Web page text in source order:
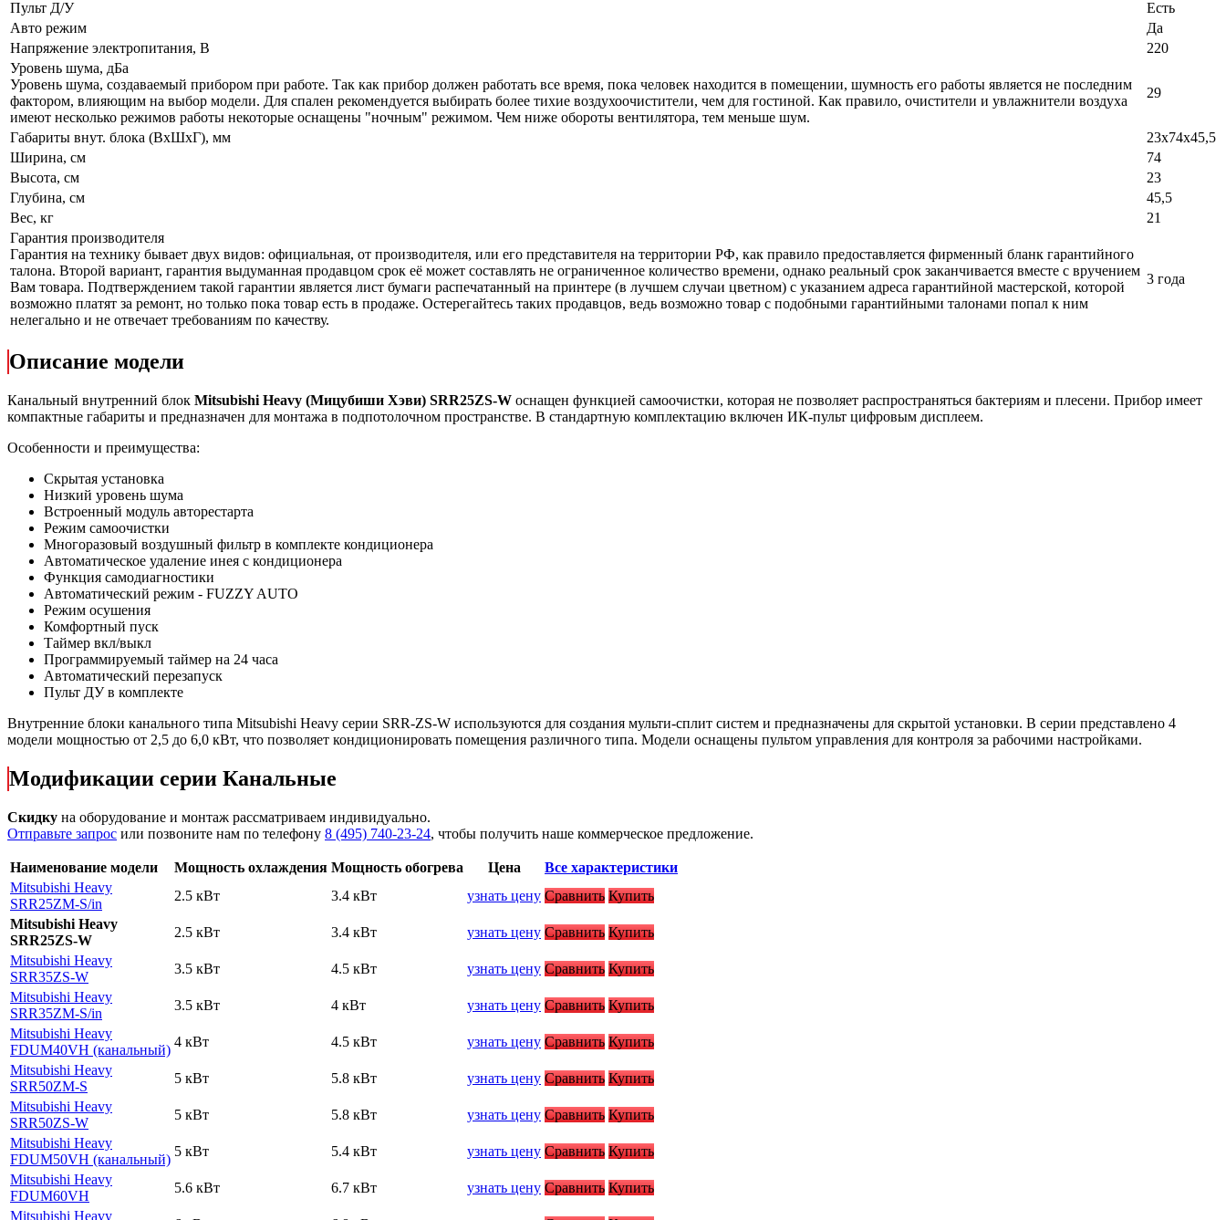
Пульт Д/У
Есть
Авто режим
Да
Напряжение электропитания, В
220
Уровень шума, дБа
Уровень шума, создаваемый прибором при работе. Так как прибор должен работать все время, пока человек находится в помещении, шумность его работы является не последним
фактором, влияющим на выбор модели. Для спален рекомендуется выбирать более тихие воздухоочистители, чем для гостиной. Как правило, очистители и увлажнители воздуха
имеют несколько режимов работы некоторые оснащены "ночным" режимом. Чем ниже обороты вентилятора, тем меньше шум.
29
Габариты внут. блока (ВхШхГ), мм
23х74х45,5
Ширина, см
74
Высота, см
23
Глубина, см
45,5
Вес, кг
21
Гарантия производителя
Гарантия на технику бывает двух видов: официальная, от производителя, или его представителя на территории РФ, как правило предоставляется фирменный бланк гарантийного
талона. Второй вариант, гарантия выдуманная продавцом срок её может составлять не ограниченное количество времени, однако реальный срок заканчивается вместе с вручением
Вам товара. Подтверждением такой гарантии является лист бумаги распечатанный на принтере (в лучшем случаи цветном) с указанием адреса гарантийной мастерской, которой
возможно платят за ремонт, но только пока товар есть в продаже. Остерегайтесь таких продавцов, ведь возможно товар с подобными гарантийными талонами попал к ним
нелегально и не отвечает требованиям по качеству.
3 года
Описание модели
Канальный внутренний блок Mitsubishi Heavy (Мицубиши Хэви) SRR25ZS-W оснащен функцией самоочистки, которая не позволяет распространяться бактериям и плесени. Прибор имеет
компактные габариты и предназначен для монтажа в подпотолочном пространстве. В стандартную комплектацию включен ИК-пульт цифровым дисплеем.
Особенности и преимущества:
Скрытая установка
Низкий уровень шума
Встроенный модуль авторестарта
Режим самоочистки
Многоразовый воздушный фильтр в комплекте кондиционера
Автоматическое удаление инея с кондиционера
Функция самодиагностики
Автоматический режим - FUZZY AUTO
Режим осушения
Комфортный пуск
Таймер вкл/выкл
Программируемый таймер на 24 часа
Автоматический перезапуск
Пульт ДУ в комплекте
Внутренние блоки канального типа Mitsubishi Heavy серии SRR-ZS-W используются для создания мульти-сплит систем и предназначены для скрытой установки. В серии представлено 4
модели мощностью от 2,5 до 6,0 кВт, что позволяет кондиционировать помещения различного типа. Модели оснащены пультом управления для контроля за рабочими настройками.
Модификации серии Канальные
Скидку на оборудование и монтаж рассматриваем индивидуально.
Отправьте запрос или позвоните нам по телефону 8 (495) 740-23-24, чтобы получить наше коммерческое предложение.
Наименование модели Мощность охлаждения Мощность обогрева Цена
Все характеристики
Mitsubishi Heavy
SRR25ZM-S/in
2.5 кВт 3.4 кВт узнать цену Сравнить Купить
Mitsubishi Heavy
SRR25ZS-W
2.5 кВт 3.4 кВт узнать цену Сравнить Купить
Mitsubishi Heavy
SRR35ZS-W
3.5 кВт 4.5 кВт узнать цену Сравнить Купить
Mitsubishi Heavy
SRR35ZM-S/in
3.5 кВт 4 кВт узнать цену Сравнить Купить
Mitsubishi Heavy
FDUM40VH (канальный)
4 кВт 4.5 кВт узнать цену Сравнить Купить
Mitsubishi Heavy
SRR50ZМ-S
5 кВт 5.8 кВт узнать цену Сравнить Купить
Mitsubishi Heavy
SRR50ZS-W
5 кВт 5.8 кВт узнать цену Сравнить Купить
Mitsubishi Heavy
FDUM50VH (канальный)
5 кВт 5.4 кВт узнать цену Сравнить Купить
Mitsubishi Heavy
FDUM60VH
5.6 кВт 6.7 кВт узнать цену Сравнить Купить
Mitsubishi Heavy